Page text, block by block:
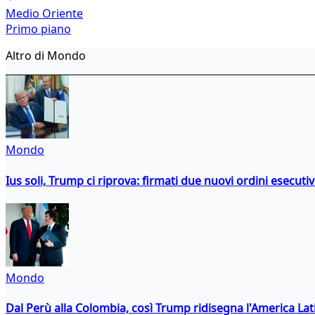
Medio Oriente
Primo piano
Altro di Mondo
Mondo
Ius soli, Trump ci riprova: firmati due nuovi ordini
Mondo
Dal Perù alla Colombia, così Trump ridisegna l'America